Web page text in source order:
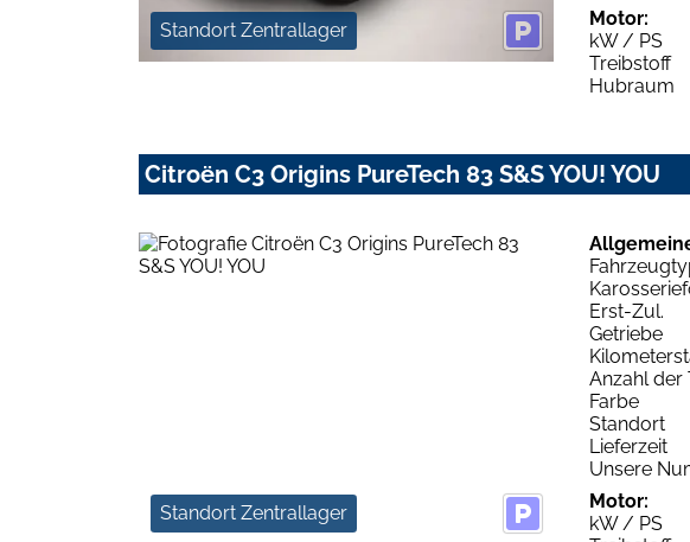
Standort Zentrallager
Motor:
kW / PS
Treibstoff
Hubraum
Citroën C3 Origins PureTech 83 S&S YOU! YOU
Standort Zentrallager
Erst-Zul.
Getriebe
Anzahl der
Farbe
Standort
Lieferzeit
Unsere
Motor:
kW / PS